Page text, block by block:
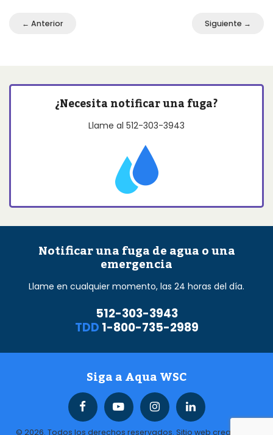
← Anterior Siguiente →
¿Necesita notificar una fuga?
Llame al 512-303-3943
Notificar una fuga de agua o una
emergencia
Llame en cualquier momento, las 24 horas del día.
512-303-3943
TDD 1-800-735-2989
Siga a Aqua WSC
© 2026. Todos los derechos reservados. Sitio web creado por